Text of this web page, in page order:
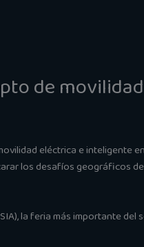
de
eléctrica e inteligente
los desafíos geográficos
la feria más importante